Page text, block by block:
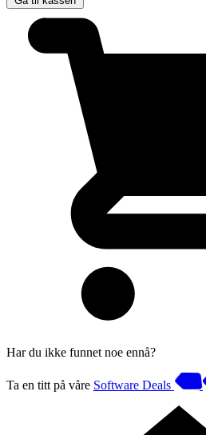
Har du ikke funnet noe ennå?
Ta en titt på våre Software Deals